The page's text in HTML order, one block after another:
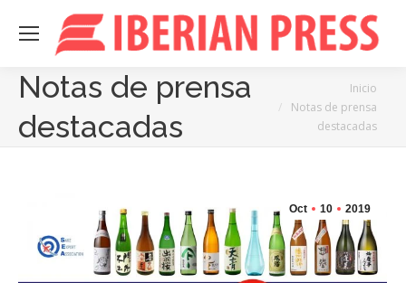
Notas de prensa
destacadas
Inicio
Notas de prensa
destacadas
Oct 10 2019